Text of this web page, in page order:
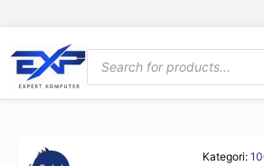
content
Products
search
Kategori: